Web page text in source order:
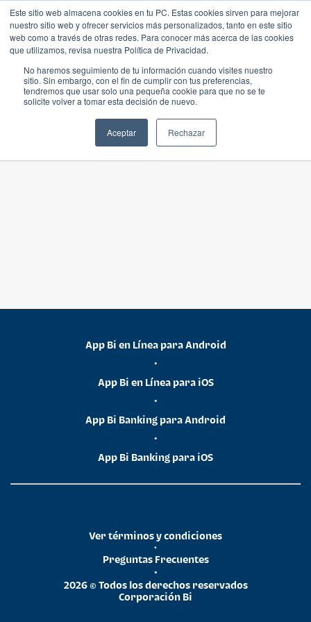
Este sitio web almacena cookies en tu PC. Estas cookies sirven para mejorar
nuestro sitio web y ofrecer servicios más personalizados, tanto en este sitio
web como a través de otras redes. Para conocer más acerca de las cookies
que utilizamos, revisa nuestra Política de Privacidad.
No haremos seguimiento de tu información cuando visites nuestro
sitio. Sin embargo, con el fin de cumplir con tus preferencias,
tendremos que usar solo una pequeña cookie para que no se te
solicite volver a tomar esta decisión de nuevo.
Aceptar Rechazar
App Bi en Línea para Android
•
App Bi en Línea para iOS
•
App Bi Banking para Android
•
App Bi Banking para iOS
2026 © Todos los derechos reservados
Corporación Bi
•
Preguntas Frecuentes
•
Ver términos y condiciones